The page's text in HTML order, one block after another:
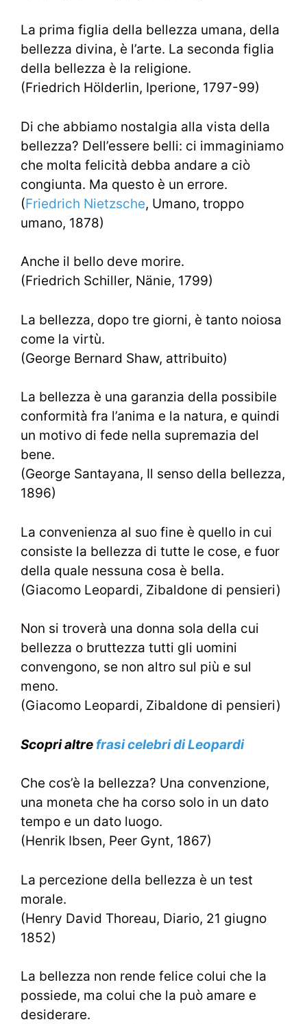
La prima figlia della bellezza umana, della
bellezza divina, è l’arte. La seconda figlia
della bellezza è la religione.
(Friedrich Hölderlin, Iperione, 1797-99)
Di che abbiamo nostalgia alla vista della
bellezza? Dell’essere belli: ci immaginiamo
che molta felicità debba andare a ciò
congiunta. Ma questo è un errore.
(Friedrich Nietzsche, Umano, troppo
umano, 1878)
Anche il bello deve morire.
(Friedrich Schiller, Nänie, 1799)
La bellezza, dopo tre giorni, è tanto noiosa
come la virtù.
(George Bernard Shaw, attribuito)
La bellezza è una garanzia della possibile
conformità fra l’anima e la natura, e quindi
un motivo di fede nella supremazia del
bene.
(George Santayana, Il senso della bellezza,
1896)
La convenienza al suo fine è quello in cui
consiste la bellezza di tutte le cose, e fuor
della quale nessuna cosa è bella.
(Giacomo Leopardi, Zibaldone di pensieri)
Non si troverà una donna sola della cui
bellezza o bruttezza tutti gli uomini
convengono, se non altro sul più e sul
meno.
(Giacomo Leopardi, Zibaldone di pensieri)
Scopri altre frasi celebri di Leopardi
Che cos’è la bellezza? Una convenzione,
una moneta che ha corso solo in un dato
tempo e un dato luogo.
(Henrik Ibsen, Peer Gynt, 1867)
La percezione della bellezza è un test
morale.
(Henry David Thoreau, Diario, 21 giugno
1852)
La bellezza non rende felice colui che la
possiede, ma colui che la può amare e
desiderare.